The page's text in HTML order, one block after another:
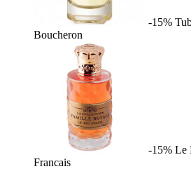
-15%
Boucheron
-15% Le
Francais